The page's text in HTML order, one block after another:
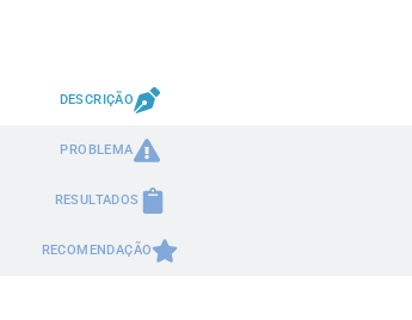
DESCRIÇÃO
PROBLEMA
RESULTADOS
RECOMENDAÇÃO